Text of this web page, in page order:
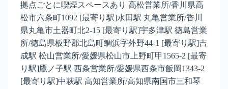
拠点ごとに喫煙スペースあり 高松営業所/香川県高
松市六条町1092 [最寄り駅]水田駅 丸亀営業所/香川
県丸亀市土器町北2-15 [最寄り駅]宇多津駅 徳島営業
所/徳島県板野郡北島町鯛浜字外野44-1 [最寄り駅]吉
成駅 松山営業所/愛媛県松山市上野町甲1565-2 [最寄
り駅]鷹ノ子駅 西条営業所/愛媛県西条市飯岡1343-2
[最寄り駅]中萩駅 高知営業所/高知県南国市三和琴